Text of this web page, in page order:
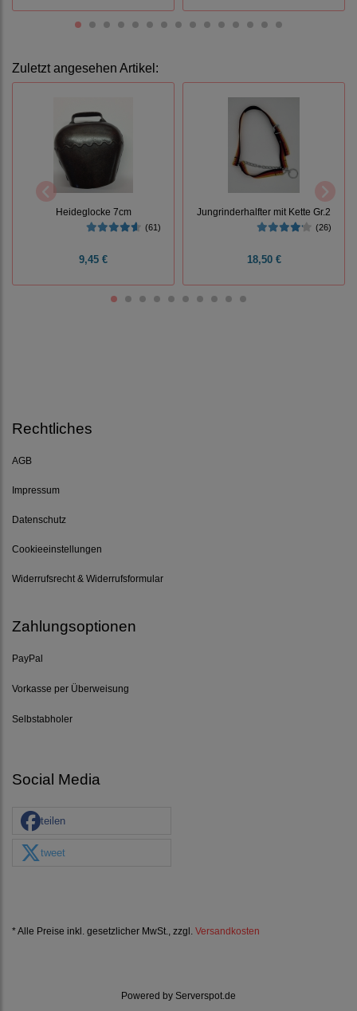
Zuletzt angesehen Artikel:
Heideglocke 7cm
(61)
9,45 €
Jungrinderhalfter mit Kette Gr.2
(26)
18,50 €
Rechtliches
AGB
Impressum
Datenschutz
Cookieeinstellungen
Widerrufsrecht & Widerrufsformular
Zahlungsoptionen
PayPal
Vorkasse per Überweisung
Selbstabholer
Social Media
teilen
tweet
* Alle Preise inkl. gesetzlicher MwSt., zzgl. Versandkosten
Powered by Serverspot.de